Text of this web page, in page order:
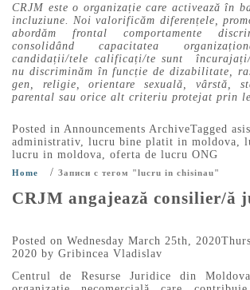
CRJM este o organizație care activează în
incluziune. Noi valorificăm diferențele,
abordăm frontal comportamente
consolidând capacitatea
candidații/tele calificați/te sunt
nu discriminăm în funcție de dizabilitate,
gen, religie, orientare sexuală, vârstă,
parental sau orice alt criteriu protejat prin
Posted in Announcements ArchiveTagged
administrativ
lucru bine platit in moldova
lucru in moldova
oferta de lucru ONG
Home / Записи с тегом "lucru in chisinau"
CRJM angajează consilier/ă
Posted on Wednesday March 25th, 2020
2020 by Gribincea Vladislav
Centrul de Resurse Juridice din